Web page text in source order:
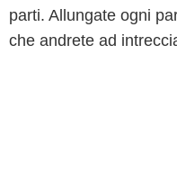
parti. Allungate ogni
che andrete ad